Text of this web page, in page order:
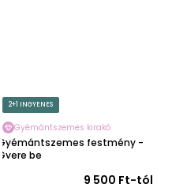
2+1 INGYENES
Gyémántszemes kirakó
Gyémántszemes festmény -
Gyere be
9 500 Ft-tól